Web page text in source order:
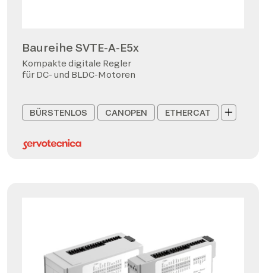
Baureihe SVTE-A-E5x
Kompakte digitale Regler
für DC- und BLDC-Motoren
BÜRSTENLOS CANOPEN ETHERCAT